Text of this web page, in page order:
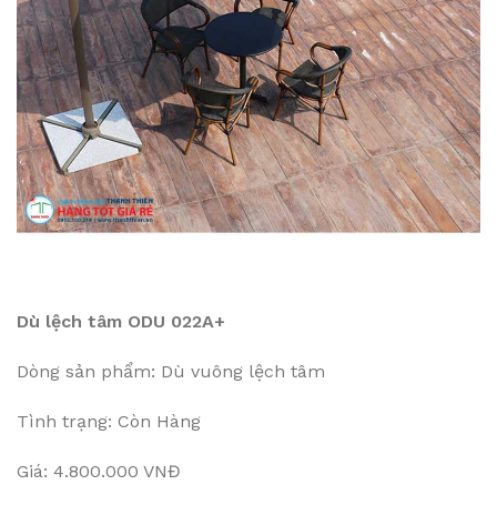
Dù lệch tâm ODU 022A+
Dòng sản phẩm: Dù vuông lệch tâm
Tình trạng: Còn Hàng
Giá: 4.800.000 VNĐ